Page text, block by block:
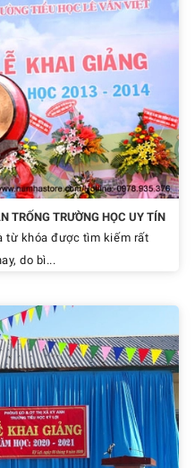
TRỐNG TRƯỜNG HỌC UY TÍN
từ khóa được tìm kiếm rất
do bì...